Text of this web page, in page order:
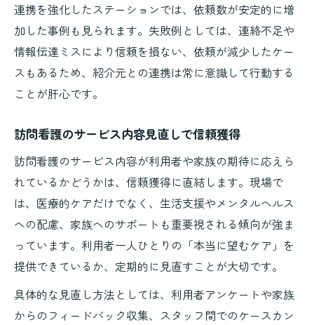
連携を強化したステーションでは、依頼数が安定的に増
加した事例も見られます。失敗例としては、連絡不足や
情報伝達ミスにより信頼を損ない、依頼が減少したケー
スもあるため、紹介元との連携は常に意識して行動する
ことが肝心です。
訪問看護のサービス内容見直しで信頼獲得
訪問看護のサービス内容が利用者や家族の期待に応えら
れているかどうかは、信頼獲得に直結します。現場で
は、医療的ケアだけでなく、生活支援やメンタルヘルス
への配慮、家族へのサポートも重要視される傾向が強ま
っています。利用者一人ひとりの「本当に望むケア」を
提供できているか、定期的に見直すことが大切です。
具体的な見直し方法としては、利用者アンケートや家族
からのフィードバック収集、スタッフ間でのケースカン